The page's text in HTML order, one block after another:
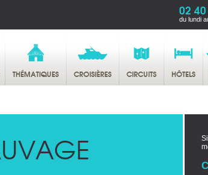
02
du lundi
THÉMATIQUES CROISIÈRES CIRCUITS HÔTELS